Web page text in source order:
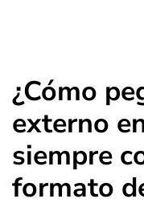
¿Cómo
externo
siempre
formato